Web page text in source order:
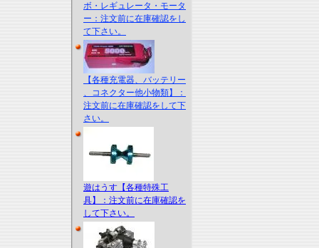
ボ・レギュレータ・モータ
ー：注文前に在庫確認をし
て下さい。
【各種充電器、バッテリー
、コネクター他小物類】：
注文前に在庫確認をして下
さい。
遊はうす【各種特殊工
具】：注文前に在庫確認を
して下さい。